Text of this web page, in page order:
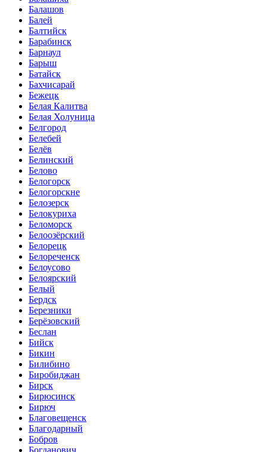
Балашов
Балей
Балтийск
Барабинск
Барнаул
Барыш
Батайск
Бахчисарай
Бежецк
Белая Калитва
Белая Холуница
Белгород
Белебей
Белёв
Белинский
Белово
Белогорск
Белогорскне
Белозерск
Белокуриха
Беломорск
Белоозёрский
Белорецк
Белореченск
Белоусово
Белоярский
Белый
Бердск
Березники
Берёзовский
Беслан
Бийск
Бикин
Билибино
Биробиджан
Бирск
Бирюсинск
Бирюч
Благовещенск
Благодарный
Бобров
Богданович